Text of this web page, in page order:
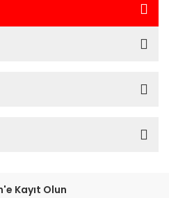
Kayıt Olun